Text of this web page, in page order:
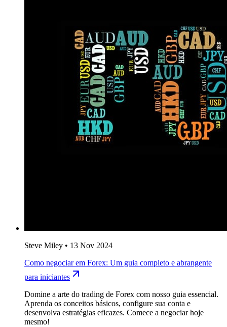
Steve Miley • 13 Nov 2024
Como negociar em Forex: Um guia completo e abrangente
para iniciantes
Domine a arte do trading de Forex com nosso guia essencial.
Aprenda os conceitos básicos, configure sua conta e
desenvolva estratégias eficazes. Comece a negociar hoje
mesmo!